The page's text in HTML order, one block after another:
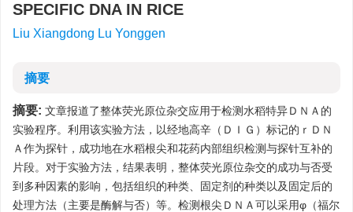
SPECIFIC DNA IN RICE
Liu Xiangdong Lu Yonggen
摘要
摘要: 文章报道了整体荧光原位杂交应用于检测水稻特异ＤＮＡ的
实验程序。利用该实验方法，以经地高辛（ＤＩＧ）标记的ｒＤＮ
Ａ作为探针，成功地在水稻根尖和花药内部组织检测与探针互补的
片段。对于实验方法，结果表明，整体荧光原位杂交的成功与否受
到多种因素的影响，包括组织的种类、固定剂的种类以及固定后的
处理方法（主要是酶解与否）等。检测根尖ＤＮＡ可以采用φ（福尔